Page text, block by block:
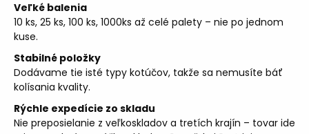
Veľké balenia
10 ks, 25 ks, 100 ks, 1000ks až celé palety – nie po jednom
kuse.
Stabilné položky
Dodávame tie isté typy kotúčov, takže sa nemusíte báť
kolísania kvality.
Rýchle expedície zo skladu
Nie preposielanie z veľkoskladov a tretích krajín – tovar ide